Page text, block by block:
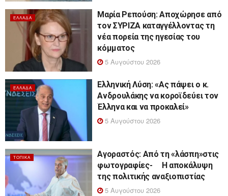
ΕΛΛΆΔΑ
Μαρία Ρεπούση: Αποχώρησε από
τον ΣΥΡΙΖΑ καταγγέλλοντας τη
νέα πορεία της ηγεσίας του
κόμματος
5 Αυγούστου 2026
ΕΛΛΆΔΑ
Ελληνική Λύση: «Ας πάψει ο κ.
Ανδρουλάκης να κοροϊδεύει τον
Έλληνα και να προκαλεί»
5 Αυγούστου 2026
ΤΟΠΙΚΆ
Αγοραστός: Από τη «λάσπη»στις
φωτογραφίες- Η αποκάλυψη
της πολιτικής αναξιοπιστίας
5 Αυγούστου 2026